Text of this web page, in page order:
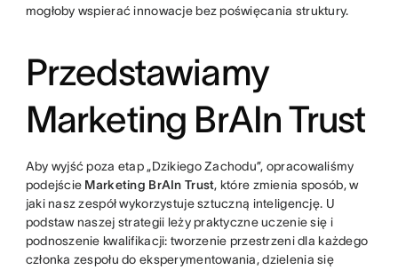
mogłoby wspierać innowacje bez poświęcania struktury.
Przedstawiamy
Marketing BrAIn Trust
Aby wyjść poza etap „Dzikiego Zachodu”, opracowaliśmy
podejście Marketing BrAIn Trust, które zmienia sposób, w
jaki nasz zespół wykorzystuje sztuczną inteligencję. U
podstaw naszej strategii leży praktyczne uczenie się i
podnoszenie kwalifikacji: tworzenie przestrzeni dla każdego
członka zespołu do eksperymentowania, dzielenia się